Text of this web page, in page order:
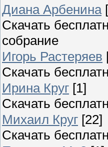
Диана Арбенина
Скачать
собрание
Игорь Растеряев
Скачать
Ирина Круг [1]
Скачать
Михаил Круг [22]
Скачать